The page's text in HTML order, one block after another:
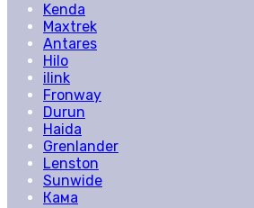
Kenda
Maxtrek
Antares
Hilo
ilink
Fronway
Durun
Haida
Grenlander
Lenston
Sunwide
Кама